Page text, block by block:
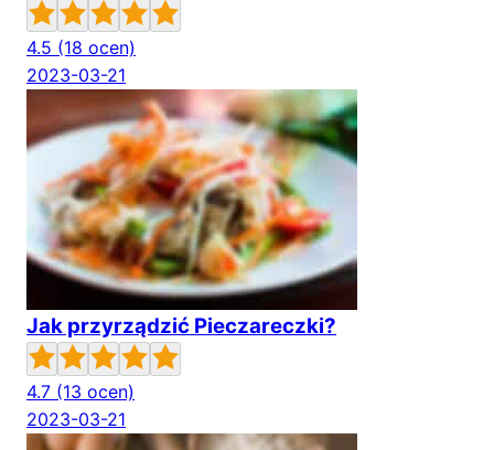
4.5 (18 ocen)
2023-03-21
Jak przyrządzić Pieczareczki?
4.7 (13 ocen)
2023-03-21